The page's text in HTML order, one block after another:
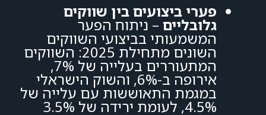
פערי ביצועים בין שווקים
גלובליים – ניתוח הפער
המשמעותי בביצועי השווקים
השונים מתחילת 2025: השווקים
המתעוררים בעלייה של 7%,
אירופה ב-6%, והשוק הישראלי
במגמת התאוששות עם עלייה של
4.5%, לעומת ירידה של 3.5%